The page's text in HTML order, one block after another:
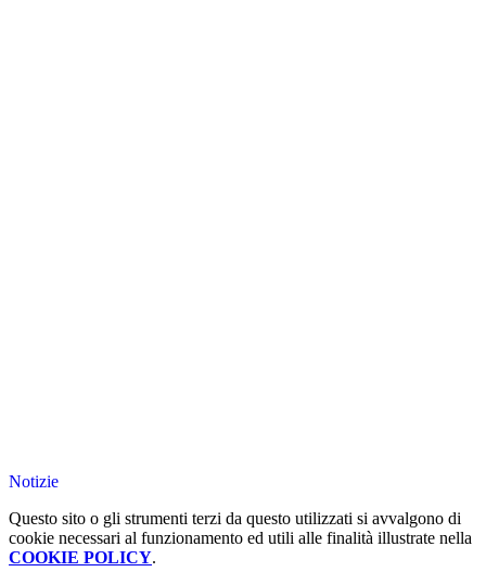
Notizie
Questo sito o gli strumenti terzi da questo utilizzati si avvalgono di
cookie necessari al funzionamento ed utili alle finalità illustrate nella
COOKIE POLICY.